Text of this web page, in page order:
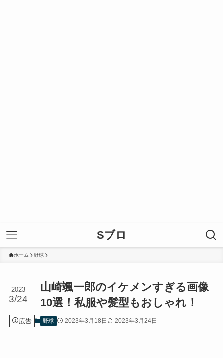
Sブロ
ホーム 野球
山崎颯一郎のイケメンすぎる画像
10選！私服や髪型もおしゃれ！
2023
3/24
広告 野球 2023年3月18日 2023年3月24日